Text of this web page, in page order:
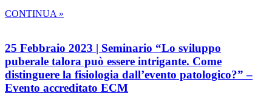
CONTINUA »
25 Febbraio 2023 | Seminario “Lo sviluppo
puberale talora può essere intrigante. Come
distinguere la fisiologia dall’evento patologico?” –
Evento accreditato ECM